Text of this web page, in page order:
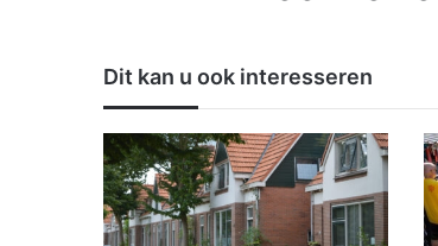
m
o
e
t
k
o
m
Dit kan u ook interesseren